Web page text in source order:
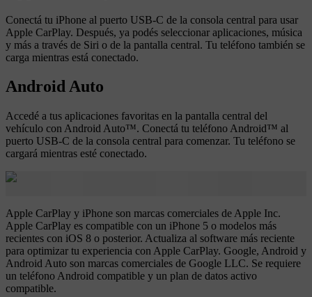
Conectá tu iPhone al puerto USB-C de la consola central para usar
Apple CarPlay. Después, ya podés seleccionar aplicaciones, música
y más a través de Siri o de la pantalla central. Tu teléfono también se
carga mientras está conectado.
Android Auto
Accedé a tus aplicaciones favoritas en la pantalla central del
vehículo con Android Auto™. Conectá tu teléfono Android™ al
puerto USB-C de la consola central para comenzar. Tu teléfono se
cargará mientras esté conectado.
Apple CarPlay y iPhone son marcas comerciales de Apple Inc.
Apple CarPlay es compatible con un iPhone 5 o modelos más
recientes con iOS 8 o posterior. Actualiza al software más reciente
para optimizar tu experiencia con Apple CarPlay. Google, Android y
Android Auto son marcas comerciales de Google LLC. Se requiere
un teléfono Android compatible y un plan de datos activo
compatible.